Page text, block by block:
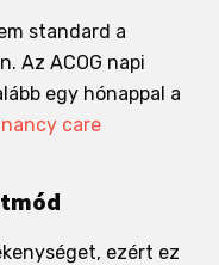
standard a
Az ACOG napi
egy hónappal a
care
ezért ez